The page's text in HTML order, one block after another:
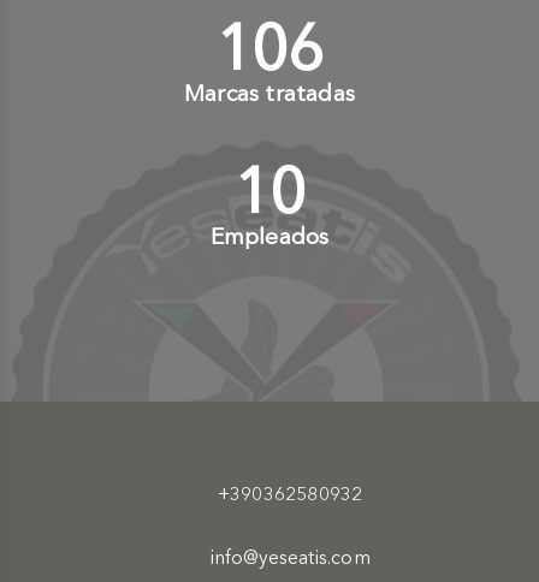
110+
Marcas tratadas
10+
Empleados
+390362580932
info@yeseatis.com